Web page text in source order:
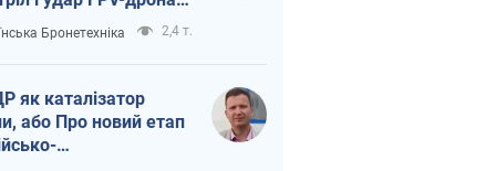
життя
ЗСУ
Бронетехніка 2,4 т.
як каталізатор
або Про новий етап